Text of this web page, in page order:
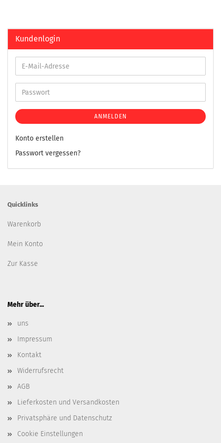
Kundenlogin
ANMELDEN
Konto erstellen
Passwort vergessen?
Quicklinks
Warenkorb
Mein Konto
Zur Kasse
Mehr über...
uns
Impressum
Kontakt
Widerrufsrecht
AGB
Lieferkosten und Versandkosten
Privatsphäre und Datenschutz
Cookie Einstellungen